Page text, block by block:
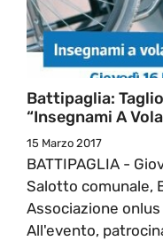
Battipaglia:
“Insegnami A
15 Marzo 2017
BATTIPAGLIA -
Salotto comunale,
Associazione
All'evento,